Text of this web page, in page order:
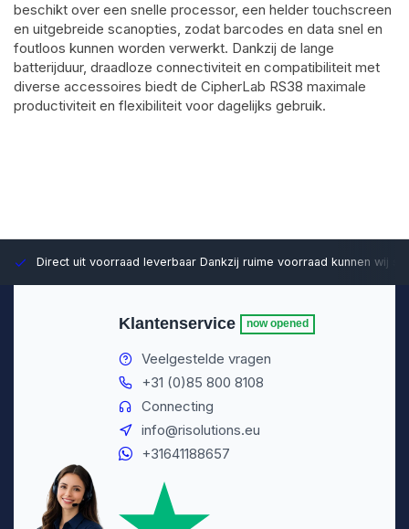
beschikt over een snelle processor, een helder touchscreen
en uitgebreide scanopties, zodat barcodes en data snel en
foutloos kunnen worden verwerkt. Dankzij de lange
batterijduur, draadloze connectiviteit en compatibiliteit met
diverse accessoires biedt de CipherLab RS38 maximale
productiviteit en flexibiliteit voor dagelijks gebruik.
Direct uit voorraad leverbaar Dankzij ruime voorraad kunnen wij
Klantenservice now opened
Veelgestelde vragen
+31 (0)85 800 8108
Connecting
info@risolutions.eu
+31641188657